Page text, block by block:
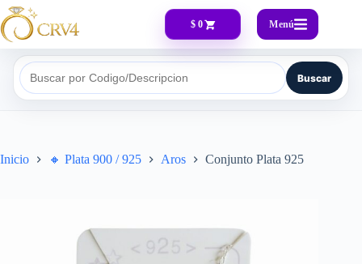
$ 0 Menú
Buscar por Codigo/Descripcion Buscar
Inicio 🔸​ Plata 900 / 925 Aros Conjunto Plata 925